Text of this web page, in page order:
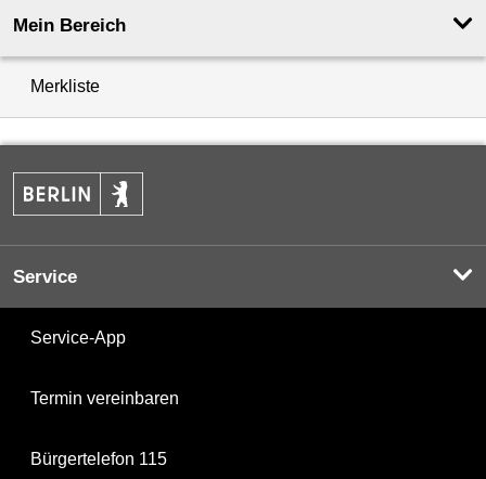
Mein Bereich
Merkliste
Service
Service-App
Termin vereinbaren
Bürgertelefon 115